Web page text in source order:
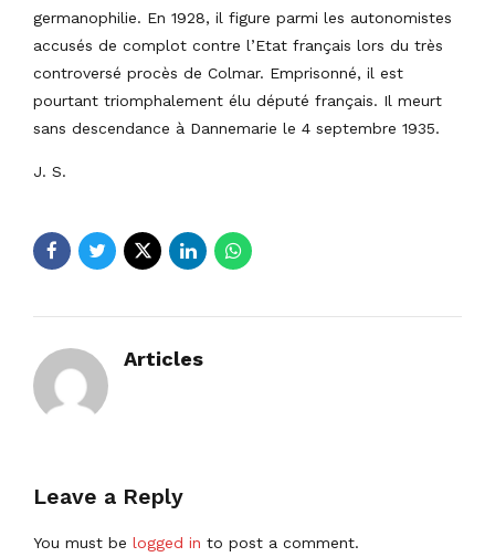
germanophilie. En 1928, il figure parmi les autonomistes
accusés de complot contre l’Etat français lors du très
controversé procès de Colmar. Emprisonné, il est
pourtant triomphalement élu député français. Il meurt
sans descendance à Dannemarie le 4 septembre 1935.
J. S.
Articles
Leave a Reply
You must be logged in to post a comment.